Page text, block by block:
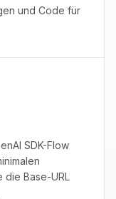
und Code für
SDK-Flow
die Base-URL